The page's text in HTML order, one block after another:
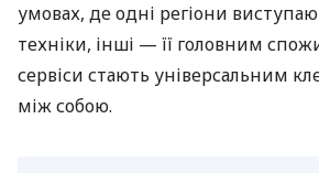
умовах, де одні регіони
техніки, інші — її головним
сервіси стають універсальним
між собою.